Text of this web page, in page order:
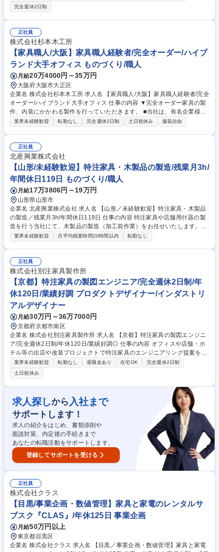
器、造作家具等を形にする「職人」の仕事です。 ■特注家具・什器の製
造：設計図面を確認し、木工を中心とした製作作業 ■一貫したモノづく
り：自分が製作した製品が現場へ設置されるまで見届けることができるた
め、大きな手応えを得られます。 ■扱う製品：店舗向け収納棚、カウンタ
ー、デザイン性の高い装飾什器など。※意欲重視の採用です。ベテラン職
人の指導のもと、着実に技術を磨ける環境です。 募集職種 特注家具製作
【群馬県太田市/未経験歓迎/オーダーメイド/残業ほぼなし】
完全週休2日制
正社員
株式会社杉本木工所
【家具職人/大阪】家具職人経験者/完全オーダー/ハイブ
ランド大手オフィス ものづくり/職人
月給20万4000円～35万円
大阪府大阪市大正区
企業名 株式会社杉本木工所 求人名 【家具職人/大阪】家具職人経験者/完全
オーダー/ハイブランド大手オフィス 仕事の内容 ▼完全オーダー家具の製
作、内装にかかわる製作を行っていただきます。 ■当社は、有名企業様の
オフィスやハイブランド店舗に納める完全オーダー家具の製作から内装施
が、工場のラインのように「切るだけ」「削るだけ」ではなく、家具製作
の「0から完成まで」が経験出来る環境です。※建物に改変を行う作業は
発生いたしません。 【採用背景】当社の売上は直近の5年間で約4倍に成
長。今後、より売上を拡大していく為の採用です。 募集職種 【家具職人/
大阪】家具職人経験者/完全オーダー/ハイブランド大手オフィス
業界未経験歓迎 転勤なし 完全週休2日制 土日祝休み 服装自由
正社員
北産興業株式会社
【山形/未経験歓迎】特注家具・木製品の製造/残業月3h/
年間休日119日 ものづくり/職人
月給17万3806円～19万円
山形県山形市
企業名 北産興業株式会社 求人名 【山形／未経験歓迎】特注家具・木製品
の製造／残業月3h/年間休日119日 仕事の内容 特注家具や店舗用什器の製
造を行う当社にて、木製品の製造（加工前作業）をお任せいたします。先
輩従業員の丁寧な指導・教育のもとで業務を習得できるため未経験からで
等）の製造に携わります。 【具体的な業務内容】■機械に部材を設置する
ための木材運搬 ■機械を使用した木材のカット作業■木材の接着作業 ※特
注家具や什器の製造・納品のみであり、現場での設置時に建物へ改変（釘
打ち・穴あけ等）を加える作業は発生しません。 募集職種 【山形／未経
験歓迎】特注家具・木製品の製造／残業月3h/年間休日119日
業界未経験歓迎 月平均残業時間20時間以内 転勤なし
正社員
株式会社別注家具製作所
【京都】特注家具の製図エンジニア/完全週休2日制/年
休120日/業績好調 プロダクトデザイナー/インダストリ
アルデザイナー
月給30万円～36万7000円
京都府京都市南区
企業名 株式会社別注家具製作所 求人名 【京都】特注家具の製図エンジニ
ア/完全週休2日制/年休120日/業績好調◎ 仕事の内容 オフィスや店舗・ホ
テル等の出店や改装プロジェクトで特注家具のエンジニアリング提案を行
います。基本職務は製図ですが、適性に応じて見積担当や現場管理等も適
性に応じてご担当頂きます（ご経験による）。 ≪具体的な仕事内容≫ エ
ンジニアリング担当として、既存取引先に対する製図業務をメイン業務と
してお任せします。1チーム3～4名のユニットで動いており、お預かりし
ている案件によって各メンバー「見積担当」「営業担当」「現場管理」
「提案」等の仕事を割り振り進めています。 募集職種 【京都】特注家具
の製図エンジニア/完全週休2日制/年休120日/業績好調◎
業界未経験歓迎 転勤なし 退職金あり 在宅OK
完全週休2日制
土日祝休み
求人探しから 入社まで
サポートします！
求人の紹介をはじめ、書類添削や
面談対策、内定後の手続きまで
あなたの転職活動をサポートします。
登録してサポートを受ける
正社員
株式会社クラス
【目黒/事業企画・数値管理】家具と家電のレンタルサ
ブスク『CLAS』/年休125日 事業企画
月給50万円以上
東京都目黒区
企業名 株式会社クラス 求人名 【目黒／事業企画・数値管理】家具と家電